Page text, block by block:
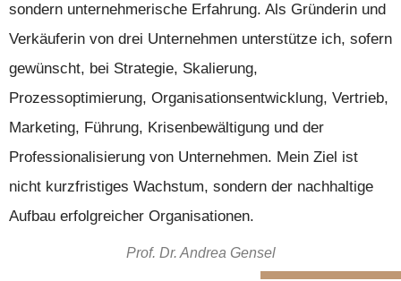
sondern unternehmerische Erfahrung. Als Gründerin und
Verkäuferin von drei Unternehmen unterstütze ich, sofern
gewünscht, bei Strategie, Skalierung,
Prozessoptimierung, Organisationsentwicklung, Vertrieb,
Marketing, Führung, Krisenbewältigung und der
Professionalisierung von Unternehmen. Mein Ziel ist
nicht kurzfristiges Wachstum, sondern der nachhaltige
Aufbau erfolgreicher Organisationen.
Prof. Dr. Andrea Gensel